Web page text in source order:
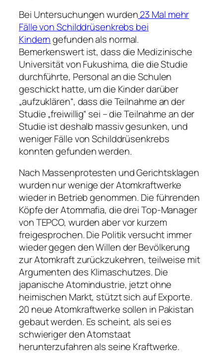
Bei Untersuchungen wurden23 Mal mehr
Fälle von Schilddrüsenkrebs bei
Kinderngefunden als normal.
Bemerkenswert ist, dass die Medizinische
Universität von Fukushima, die die Studie
durchführte, Personal an die Schulen
geschickt hatte, um die Kinder darüber
„aufzuklären“, dass die Teilnahme an der
Studie „freiwillig“ sei – die Teilnahme an der
Studie ist deshalb massiv gesunken, und
weniger Fälle von Schilddrüsenkrebs
konnten gefunden werden.
Nach Massenprotesten und Gerichtsklagen
wurden nur wenige der Atomkraftwerke
wieder in Betrieb genommen. Die führenden
Köpfe der Atommafia, die drei Top-Manager
von TEPCO, wurden aber vor kurzem
freigesprochen. Die Politik versucht immer
wieder gegen den Willen der Bevölkerung
zur Atomkraft zurückzukehren, teilweise mit
Argumenten des Klimaschutzes. Die
japanische Atomindustrie, jetzt ohne
heimischen Markt, stützt sich auf Exporte.
20 neue Atomkraftwerke sollen in Pakistan
gebaut werden. Es scheint, als sei es
schwieriger den Atomstaat
herunterzufahren als seine Kraftwerke.